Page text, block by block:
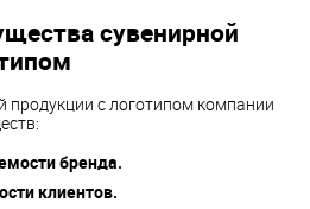
сувенирной
продукции с логотипом компании
бренда.
клиентов.